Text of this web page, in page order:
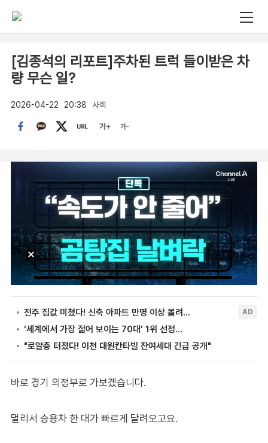
[김종석의 리포트]주차된 트럭 들이받은 차
량 무슨 일?
2026-04-22 20:38 사회
바로 경기 의정부로 가보겠습니다.
멀리서 승용차 한 대가 빠르게 달려오고요.